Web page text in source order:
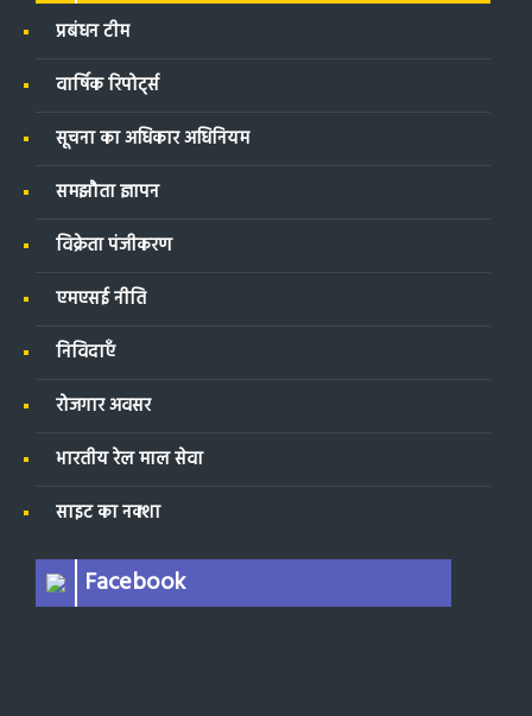
प्रबंधन टीम
वार्षिक रिपोर्ट्स
सूचना का अधिकार अधिनियम
समझौता ज्ञापन
विक्रेता पंजीकरण
एमएसई नीति
निविदाएँ
रोजगार अवसर
भारतीय रेल माल सेवा
साइट का नक्शा
Facebook